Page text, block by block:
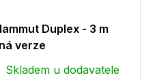
Duplex - 3 m
verze
Skladem u dodavatele